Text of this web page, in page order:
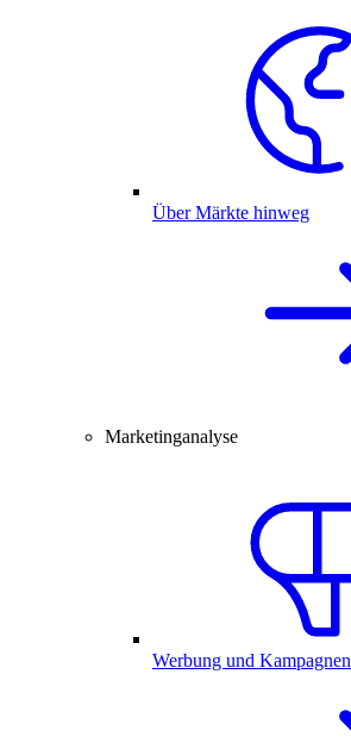
Über Märkte hinweg
Marketinganalyse
Werbung und Kampagnen